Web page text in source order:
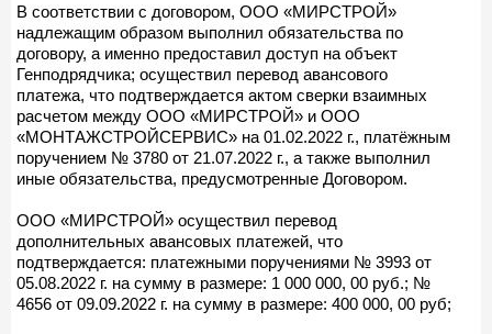
В соответствии с договором, ООО «МИРСТРОЙ»
надлежащим образом выполнил обязательства по
договору, а именно предоставил доступ на объект
Генподрядчика; осуществил перевод авансового
платежа, что подтверждается актом сверки взаимных
расчетом между ООО «МИРСТРОЙ» и ООО
«МОНТАЖСТРОЙСЕРВИС» на 01.02.2022 г., платёжным
поручением № 3780 от 21.07.2022 г., а также выполнил
иные обязательства, предусмотренные Договором.
ООО «МИРСТРОЙ» осуществил перевод
дополнительных авансовых платежей, что
подтверждается: платежными поручениями № 3993 от
05.08.2022 г. на сумму в размере: 1 000 000, 00 руб.; №
4656 от 09.09.2022 г. на сумму в размере: 400 000, 00 руб;